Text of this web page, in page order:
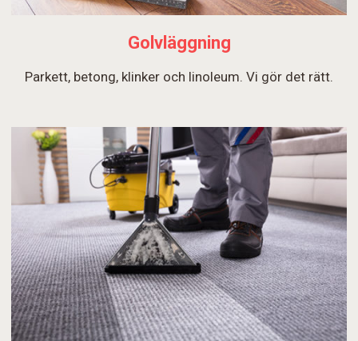
Golvläggning
Parkett, betong, klinker och linoleum. Vi gör det rätt.